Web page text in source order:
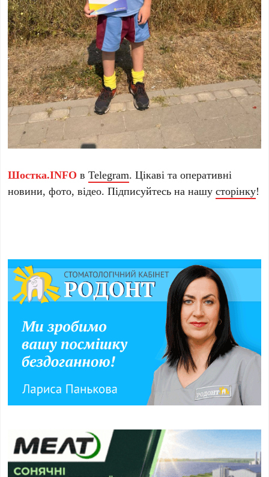
Шостка.INFO вTelegram. Цікаві та оперативні
новини, фото, відео. Підписуйтесь на нашусторінку!